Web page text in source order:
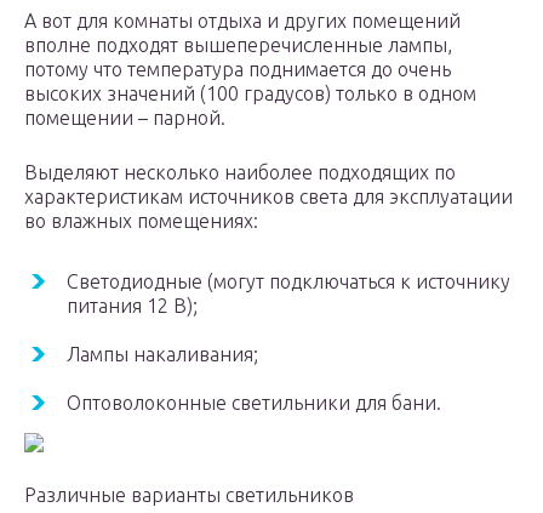
А вот для комнаты отдыха и других помещений
вполне подходят вышеперечисленные лампы,
потому что температура поднимается до очень
высоких значений (100 градусов) только в одном
помещении – парной.
Выделяют несколько наиболее подходящих по
характеристикам источников света для эксплуатации
во влажных помещениях:
Светодиодные (могут подключаться к источнику
питания 12 В);
Лампы накаливания;
Оптоволоконные светильники для бани.
Различные варианты светильников